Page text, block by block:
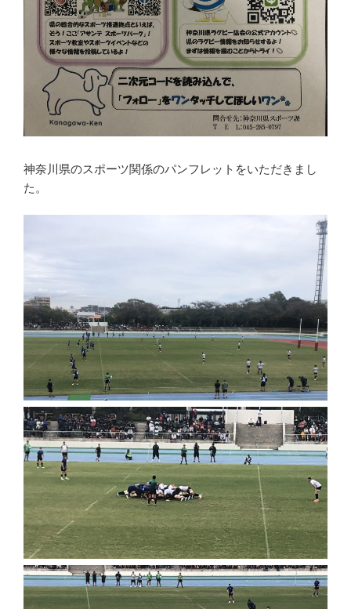
神奈川県のスポーツ関係のパンフレットをいただきまし
た。